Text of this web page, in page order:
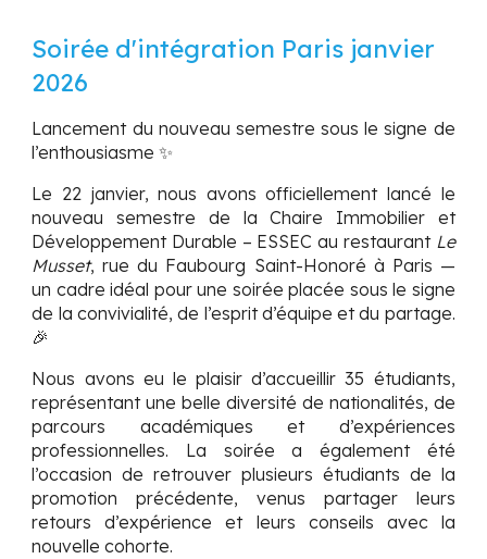
Soirée d'intégration Paris janvier
2026
Lancement du nouveau semestre sous le signe de
l’enthousiasme ✨
Le 22 janvier,nous avons officiellement lancé le
nouveau semestre de laChaire Immobilier et
Développement Durable – ESSEC au restaurant Le
Musset, rue du Faubourg Saint-Honoré à Paris —
un cadre idéal pour une soirée placée sous le signe
de la convivialité, de l’esprit d’équipe et du partage.
🎉
Nous avons eu le plaisir d’accueillir35 étudiants,
représentant une belle diversité de nationalités, de
parcours académiques et d’expériences
professionnelles. La soirée a également été
l’occasion de retrouver plusieurs étudiants de la
promotion précédente, venus partager leurs
retours d’expérience et leurs conseils avec la
nouvelle cohorte.